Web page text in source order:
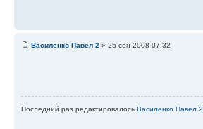
Василенко Павел 2 » 25 сен 2008 07:32
Последний раз редактировалось Василенко Павел 2